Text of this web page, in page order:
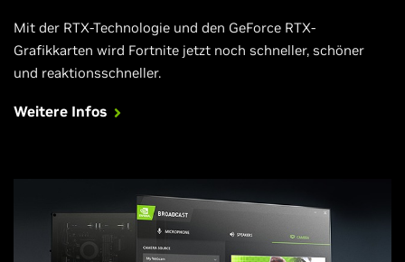
Mit der RTX-Technologie und den GeForce RTX-
Grafikkarten wird Fortnite jetzt noch schneller, schöner
und reaktionsschneller.
Weitere Infos